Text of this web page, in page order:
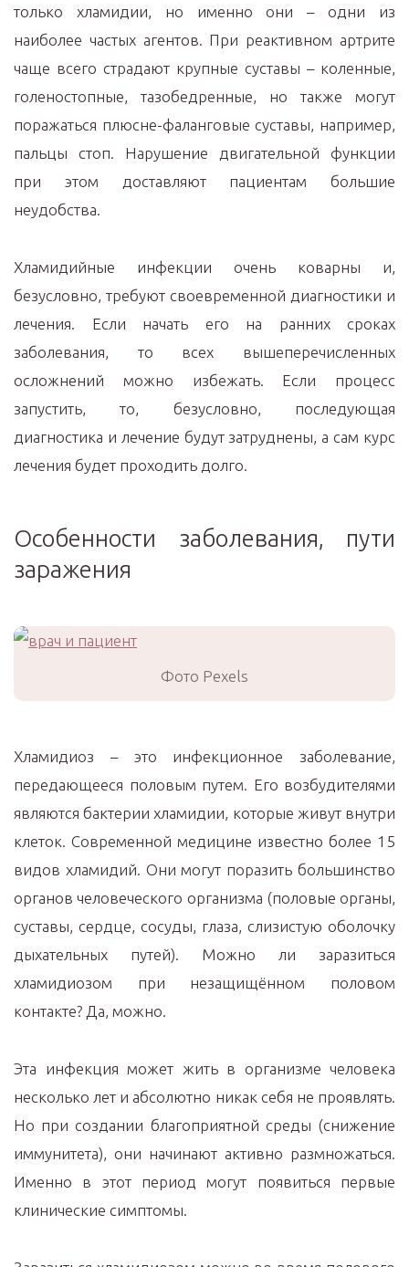
только хламидии, но именно они – одни из
наиболее частых агентов. При реактивном артрите
чаще всего страдают крупные суставы – коленные,
голеностопные, тазобедренные, но также могут
поражаться плюсне-фаланговые суставы, например,
пальцы стоп. Нарушение двигательной функции
при этом доставляют пациентам большие
неудобства.
Хламидийные инфекции очень коварны и,
безусловно, требуют своевременной диагностики и
лечения. Если начать его на ранних сроках
заболевания, то всех вышеперечисленных
осложнений можно избежать. Если процесс
запустить, то, безусловно, последующая
диагностика и лечение будут затруднены, а сам курс
лечения будет проходить долго.
Особенности заболевания, пути
заражения
Фото Pexels
Хламидиоз – это инфекционное заболевание,
передающееся половым путем. Его возбудителями
являются бактерии хламидии, которые живут внутри
клеток. Современной медицине известно более 15
видов хламидий. Они могут поразить большинство
органов человеческого организма (половые органы,
суставы, сердце, сосуды, глаза, слизистую оболочку
дыхательных путей). Можно ли заразиться
хламидиозом при незащищённом половом
контакте? Да, можно.
Эта инфекция может жить в организме человека
несколько лет и абсолютно никак себя не проявлять.
Но при создании благоприятной среды (снижение
иммунитета), они начинают активно размножаться.
Именно в этот период могут появиться первые
клинические симптомы.